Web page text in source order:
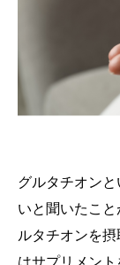
グルタチオン
いと聞いたこ
ルタチオンを